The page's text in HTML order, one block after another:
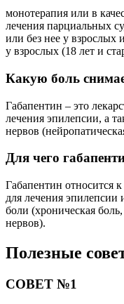
монотерапия или в
лечения парциальных
или без нее у взрослых
у взрослых (18 лет и
Какую боль
Габапентин – это
лечения эпилепсии, а
нервов
Для чего
Габапентин относится
для лечения эпилепсии
боли (хроническая
нервов).
Полезные
СОВЕТ №1